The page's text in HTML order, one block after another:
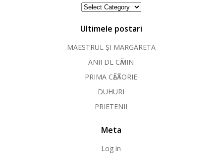
Categorii
Ultimele postari
MAESTRUL ȘI MARGARETA
ANII DE CӐMIN
PRIMA CӐLӐTORIE
DUHURI
PRIETENII
Meta
Log in